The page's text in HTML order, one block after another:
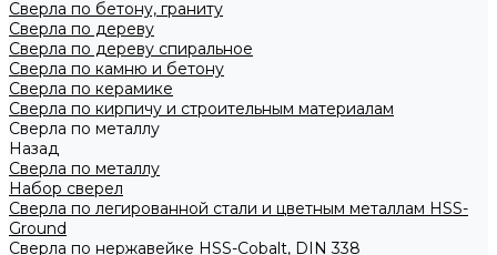
Сверла по бетону, граниту
Сверла по дереву
Сверла по дереву спиральное
Сверла по камню и бетону
Сверла по керамике
Сверла по кирпичу и строительным материалам
Сверла по металлу
Назад
Сверла по металлу
Набор сверел
Сверла по легированной стали и цветным металлам HSS-
Ground
Сверла по нержавейке HSS-Cobalt, DIN 338